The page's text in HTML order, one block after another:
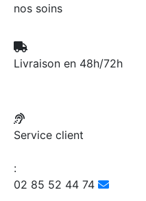
nos soins
Livraison en 48h/72h
Service client
:
02 85 52 44 74